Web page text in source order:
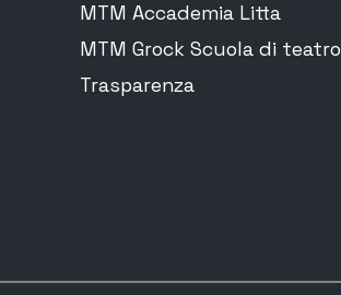
MTM Accademia Litta
MTM Grock Scuola di teatro
Trasparenza